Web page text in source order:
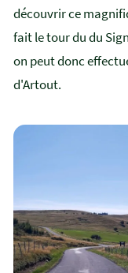
découvrir ce
fait le tour du du
on peut donc
d'Artout.